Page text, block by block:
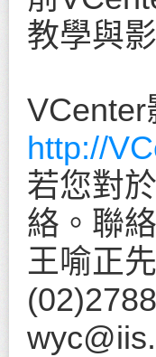
教學與
VCenter
http://
若您對
絡。聯
王喻正